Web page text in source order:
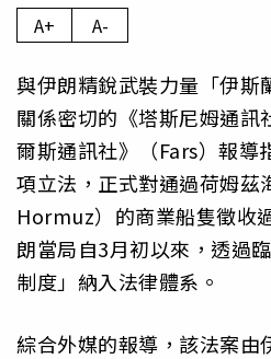
A+ A-
與伊朗精銳武裝力量「伊斯
關係密切的《塔斯尼姆通訊
爾斯通訊社》（Fars）報導
項立法，正式對通過荷姆
Hormuz）的商業船隻徵收
朗當局自3月初以來，透過
制度」納入法律體系。
綜合外媒的報導，該法案由